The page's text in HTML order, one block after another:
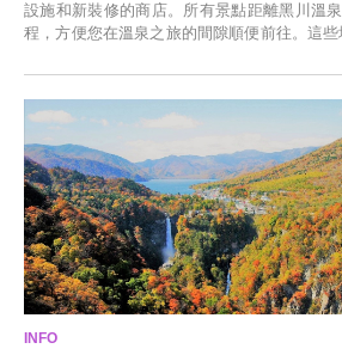
設施和新裝修的商店。所有景點距離黑川溫
程，方便您在溫泉之旅的間隙順便前往。這
食材的餐廳。讓您體驗黑川溫泉的全新樂趣。